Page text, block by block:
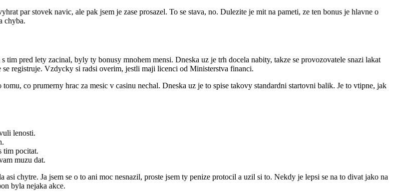
par stovek navic, ale pak jsem je zase prosazel. To se stava, no. Dulezite je mit na pameti, ze ten bonus je hlavne o
chyba.
pred lety zacinal, byly ty bonusy mnohem mensi. Dneska uz je trh docela nabity, takze se provozovatele snazi lakat
registruje. Vzdycky si radsi overim, jestli maji licenci od Ministerstva financi.
co prumerny hrac za mesic v casinu nechal. Dneska uz je to spise takovy standardni startovni balik. Je to vtipne, jak
lenosti.
tim pocitat.
muzu dat.
chytre. Ja jsem se o to ani moc nesnazil, proste jsem ty penize protocil a uzil si to. Nekdy je lepsi se na to divat jako na
byla nejaka akce.